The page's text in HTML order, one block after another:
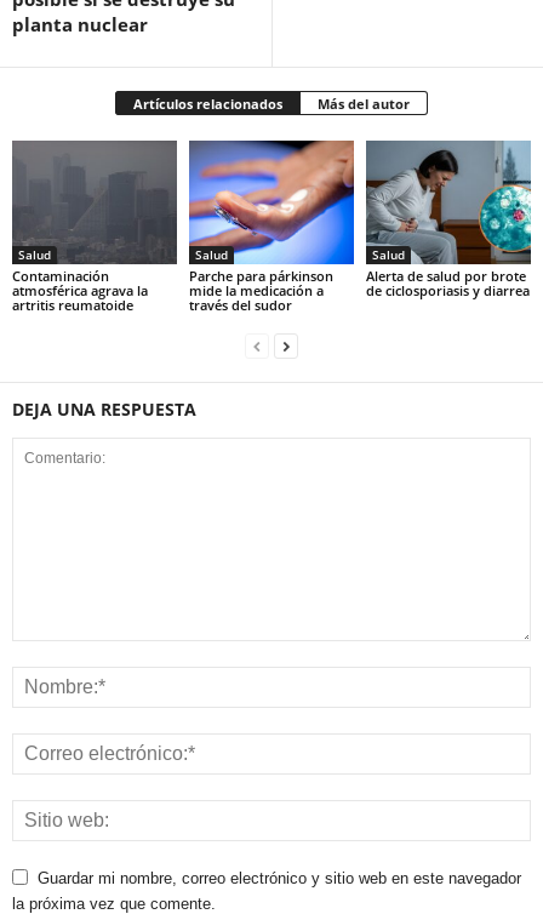
planta nuclear
Artículos relacionados Más del autor
Salud
Contaminación
atmosférica agrava la
artritis reumatoide
Salud
Parche para párkinson
mide la medicación a
través del sudor
Salud
Alerta de salud por brote
de ciclosporiasis y diarrea
DEJA UNA RESPUESTA
Guardar mi nombre, correo electrónico y sitio web en este navegador
la próxima vez que comente.